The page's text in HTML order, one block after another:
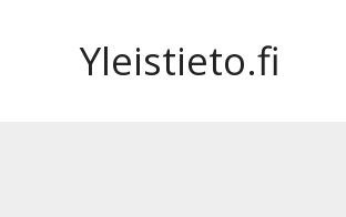
Yleistieto.fi